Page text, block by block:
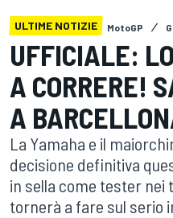
ULTIME NOTIZIE MotoGP
UFFICIALE:
A CORRERE!
A
La Yamaha e il
decisione definitiva
in sella come tester nei
tornerà a fare sul serio